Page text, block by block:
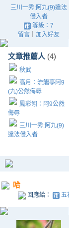
三川一秀:阿九(9)違法
侵入者
等級：7
留言｜ 加入好友
文章推薦人 (4)
秋武
高月：流觴亭阿9
(九)公然侮辱
鳳彩翎：阿9公然
侮辱
三川一秀:阿九(9)
違法侵入者
哈
回應給： 五